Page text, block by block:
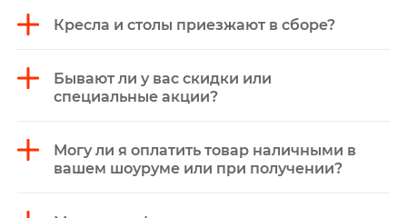
Кресла и столы приезжают в сборе?
Бывают ли у вас скидки или
специальные акции?
Могу ли я оплатить товар наличными в
вашем шоуруме или при получении?